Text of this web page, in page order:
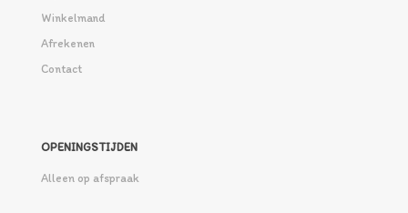
Winkelmand
Afrekenen
Contact
OPENINGSTIJDEN
Alleen op afspraak